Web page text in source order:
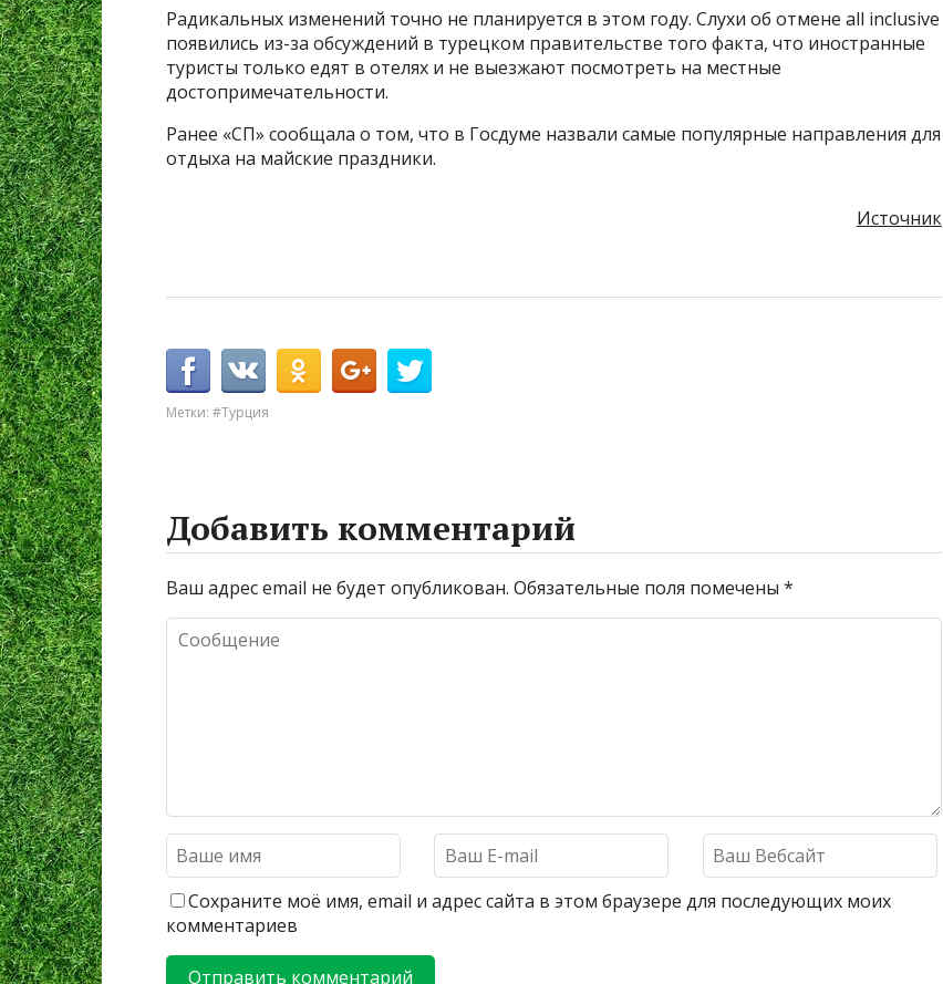
Радикальных изменений точно не планируется в этом году. Слухи об отмене all inclusive
появились из-за обсуждений в турецком правительстве того факта, что иностранные
туристы только едят в отелях и не выезжают посмотреть на местные
достопримечательности.
Ранее «СП» сообщала о том, что в Госдуме назвали самые популярные направления для
отдыха на майские праздники.
Источник
Метки: #Турция
Добавить комментарий
Ваш адрес email не будет опубликован. Обязательные поля помечены *
Сохраните моё имя, email и адрес сайта в этом браузере для последующих моих
комментариев